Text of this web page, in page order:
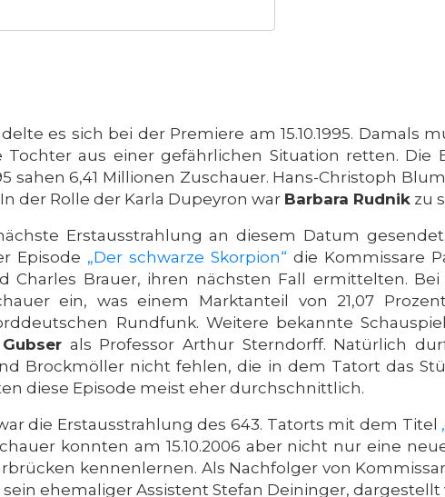
es sich bei der Premiere am 15.10.1995. Damals
Tochter aus einer gefährlichen Situation retten. Die
sahen 6,41 Millionen Zuschauer. Hans-Christoph
der Rolle der Karla Dupeyron war Barbara Rudnik zu
Erstausstrahlung an diesem Datum
Episode „Der schwarze Skorpion“ die Kommissare
Brauer, ihren nächsten Fall ermittelten. Bei
ein, was einem Marktanteil von 21,07
Rundfunk. Weitere bekannte
als Professor Arthur Sterndorff. Natürlich
Brockmöller nicht fehlen, die in dem Tatort das
diese Episode meist eher durchschnittlich.
die Erstausstrahlung des 643. Tatorts mit dem Titel
konnten am 15.10.2006 aber nicht nur eine
kennenlernen. Als Nachfolger von
ehemaliger Assistent Stefan Deininger, dargestellt